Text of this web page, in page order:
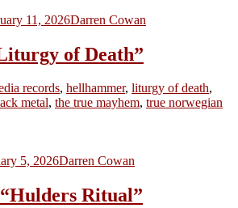
11, 2026Darren Cowan
of Death”
records, hellhammer, liturgy of death,
metal, the true mayhem, true norwegian
5, 2026Darren Cowan
Ritual”